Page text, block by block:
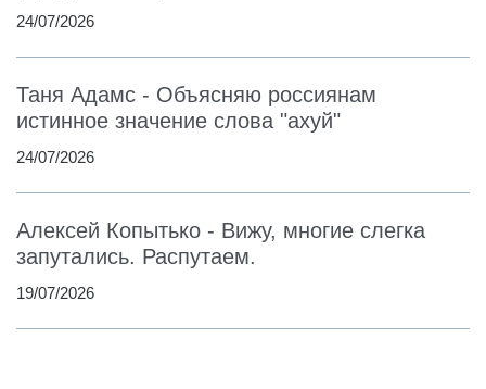
24/07/2026
Таня Адамс - Объясняю россиянам
истинное значение слова "ахуй"
24/07/2026
Алексей Копытько - Вижу, многие слегка
запутались. Распутаем.
19/07/2026